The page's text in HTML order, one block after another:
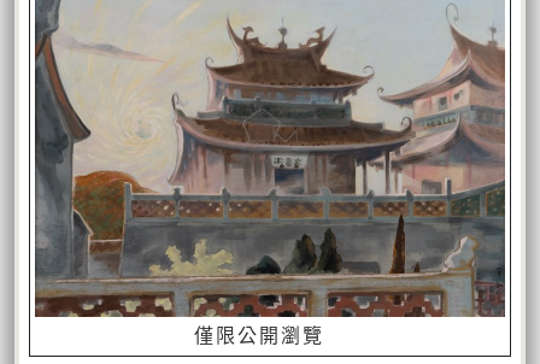
僅限公開瀏覽